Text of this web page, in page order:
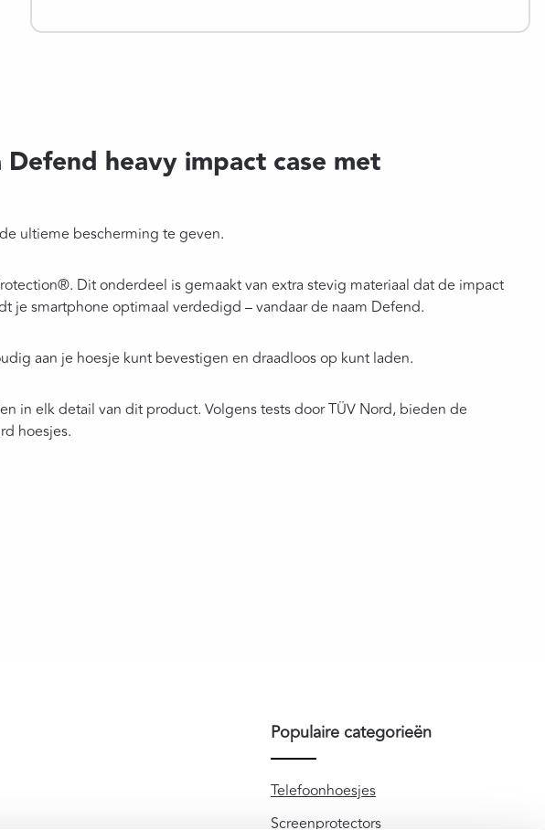
heavy impact case met
ultieme bescherming te geven.
Dit onderdeel is gemaakt van extra stevig materiaal dat de impact
je smartphone optimaal verdedigd – vandaar de naam Defend.
aan je hoesje kunt bevestigen en draadloos op kunt laden.
in elk detail van dit product. Volgens tests door TÜV Nord, bieden de
hoesjes.
Populaire categorieën
Telefoonhoesjes
Screenprotectors